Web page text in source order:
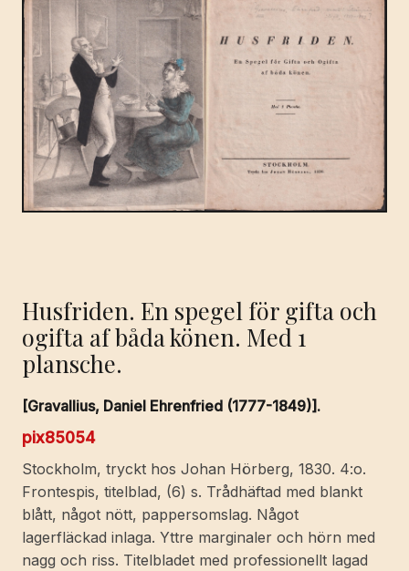
Husfriden. En spegel för gifta och
ogifta af båda könen. Med 1
plansche.
[Gravallius, Daniel Ehrenfried (1777-1849)].
pix85054
Stockholm, tryckt hos Johan Hörberg, 1830. 4:o.
Frontespis, titelblad, (6) s. Trådhäftad med blankt
blått, något nött, pappersomslag. Något
lagerfläckad inlaga. Yttre marginaler och hörn med
nagg och riss. Titelbladet med professionellt lagad